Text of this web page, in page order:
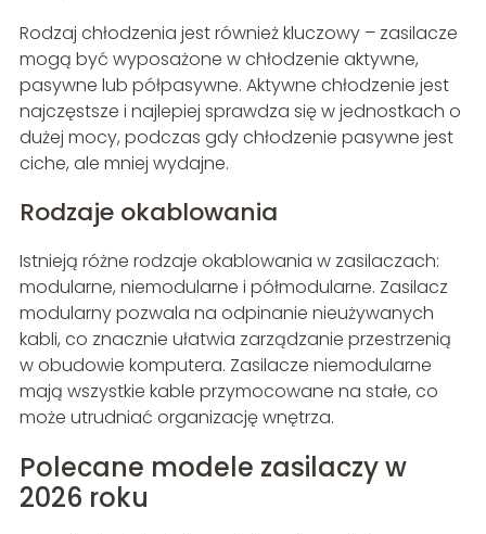
Rodzaj chłodzenia jest również kluczowy – zasilacze
mogą być wyposażone w chłodzenie aktywne,
pasywne lub półpasywne. Aktywne chłodzenie jest
najczęstsze i najlepiej sprawdza się w jednostkach o
dużej mocy, podczas gdy chłodzenie pasywne jest
ciche, ale mniej wydajne.
Rodzaje okablowania
Istnieją różne rodzaje okablowania w zasilaczach:
modularne, niemodularne i półmodularne. Zasilacz
modularny pozwala na odpinanie nieużywanych
kabli, co znacznie ułatwia zarządzanie przestrzenią
w obudowie komputera. Zasilacze niemodularne
mają wszystkie kable przymocowane na stałe, co
może utrudniać organizację wnętrza.
Polecane modele zasilaczy w
2026 roku